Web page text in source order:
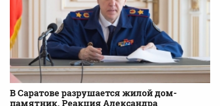
В Саратове разрушается жилой дом-
памятник. Реакция Александра